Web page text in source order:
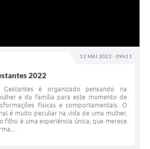
12 MAI 2022 - 09h11
2022
é organizado pensando na
e da família para este momento de
físicas e comportamentais. O
é muito peculiar na vida de uma mulher,
filho é uma experiência única, que merece